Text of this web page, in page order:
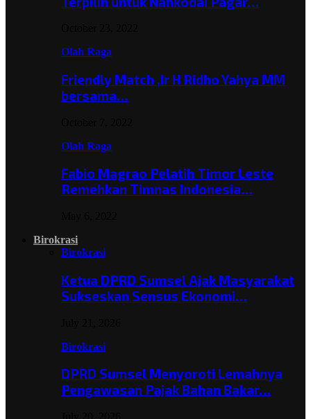
Olah Raga
Friendly Match ,Ir H Ridho Yahya MM
bersama…
Olah Raga
Fabio Magrao Pelatih Timor Leste
Remehkan Timnas Indonesia…
Birokrasi
Birokrasi
Ketua DPRD Sumsel Ajak Masyarakat
Sukseskan Sensus Ekonomi…
Birokrasi
DPRD Sumsel Menyoroti Lemahnya
Pengawasan Pajak Bahan Bakar…